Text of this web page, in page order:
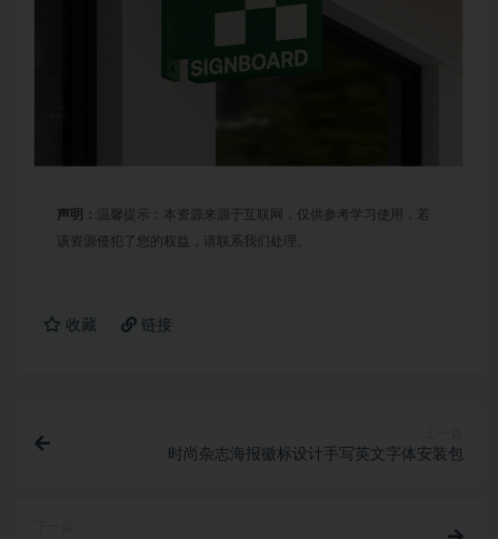
声明： 温馨提示：本资源来源于互联网，仅供参考学习使用，若
该资源侵犯了您的权益，请联系我们处理。
收藏 链接
时尚杂志海报徽标设计手写英文字体安装包